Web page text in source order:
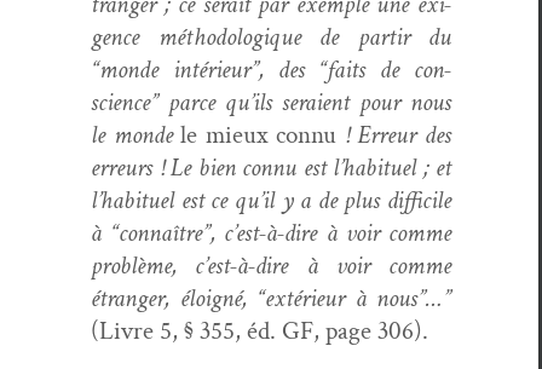
gence méthodologique de par­tir du
“monde intérieur”, des “faits de con­
science” parce qu’ils seraient pour nous
le mondele mieux con­nu ! Erreur des
erreurs ! Le bien con­nu est l’habituel ; et
l’habituel est ce qu’il y a de plus dif­fi­cile
à “con­naître”, c’est-à-dire à voir comme
prob­lème, c’est-à-dire à voir comme
étranger, éloigné, “extérieur à nous”…”
(Livre 5, § 355, éd. GF, page 306).